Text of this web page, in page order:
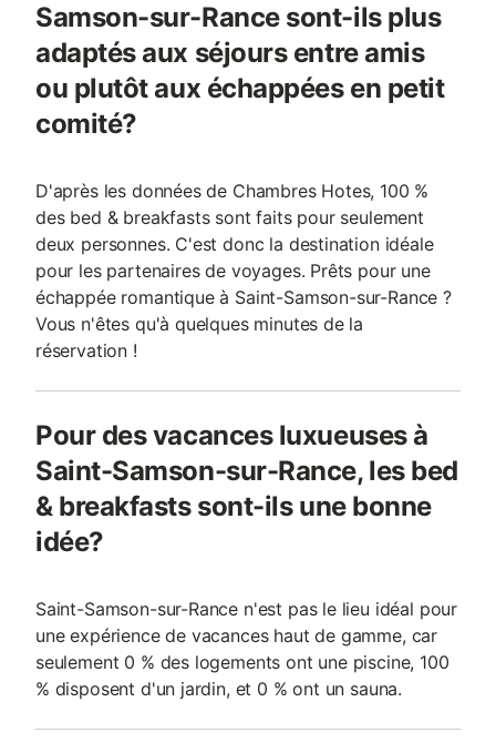
Samson-sur-Rance sont-ils plus
adaptés aux séjours entre amis
ou plutôt aux échappées en petit
comité?
D'après les données de Chambres Hotes, 100 %
des bed & breakfasts sont faits pour seulement
deux personnes. C'est donc la destination idéale
pour les partenaires de voyages. Prêts pour une
échappée romantique à Saint-Samson-sur-Rance ?
Vous n'êtes qu'à quelques minutes de la
réservation !
Pour des vacances luxueuses à
Saint-Samson-sur-Rance, les bed
& breakfasts sont-ils une bonne
idée?
Saint-Samson-sur-Rance n'est pas le lieu idéal pour
une expérience de vacances haut de gamme, car
seulement 0 % des logements ont une piscine, 100
% disposent d'un jardin, et 0 % ont un sauna.